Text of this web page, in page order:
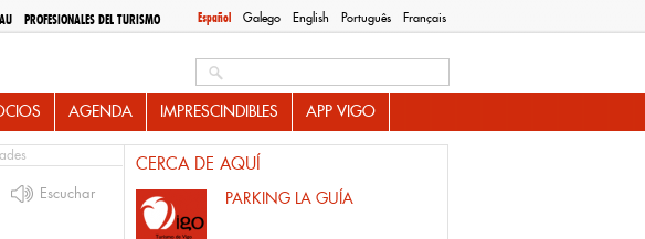
Español Galego English Português Français
PROFESIONALES DEL TURISMO
AGENDA IMPRESCINDIBLES APP VIGO
Escuchar
CERCA DE AQUÍ
PARKING LA GUÍA